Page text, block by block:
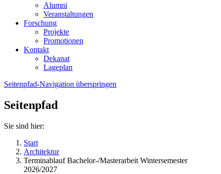
Alumni
Veranstaltungen
Forschung
Projekte
Promotionen
Kontakt
Dekanat
Lageplan
Seitenpfad-Navigation überspringen
Seitenpfad
Sie sind hier:
Start
Architektur
Terminablauf Bachelor-/Masterarbeit Wintersemester
2026/2027